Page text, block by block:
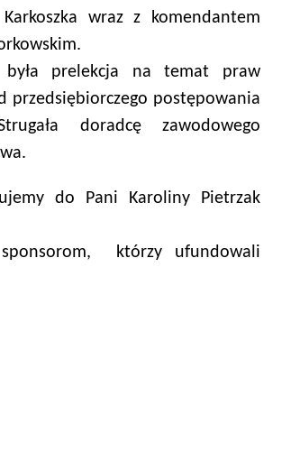
wraz z komendantem
była prelekcja na temat praw
przedsiębiorczego postępowania
doradcę zawodowego
do Pani Karoliny Pietrzak
sponsorom, którzy ufundowali